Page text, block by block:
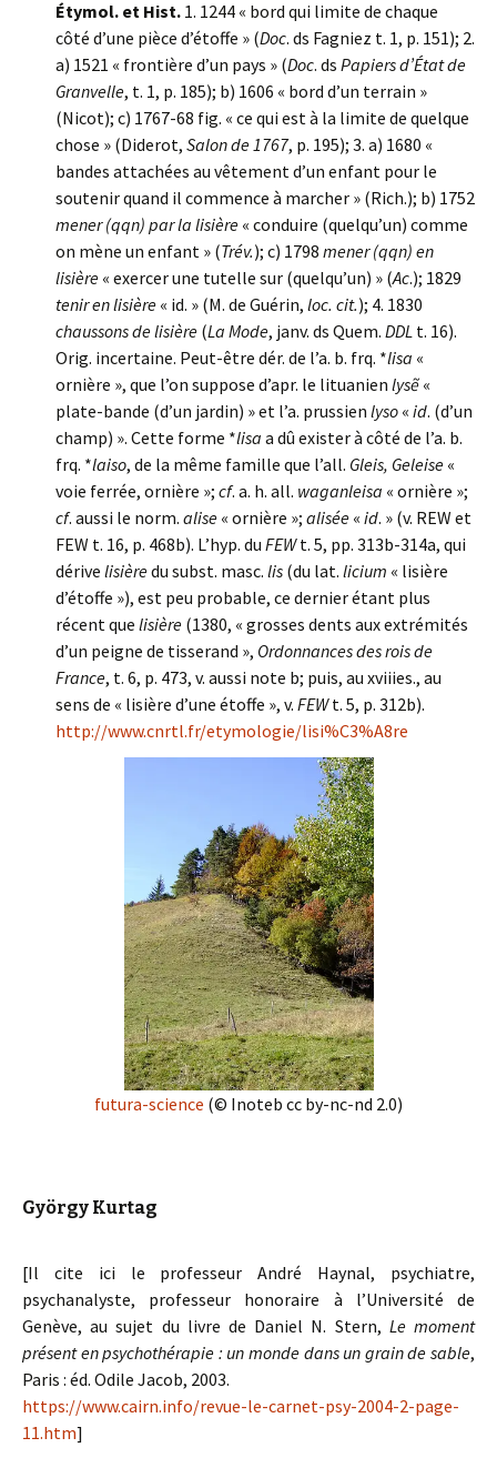
Étymol. et Hist. 1. 1244 « bord qui limite de chaque
côté d’une pièce d’étoffe » (Doc. ds Fagniez t. 1, p. 151); 2.
a) 1521 « frontière d’un pays » (Doc. ds Papiers d’État de
Granvelle, t. 1, p. 185); b) 1606 « bord d’un terrain »
(Nicot); c) 1767-68 fig. « ce qui est à la limite de quelque
chose » (Diderot, Salon de 1767, p. 195); 3. a) 1680 «
bandes attachées au vêtement d’un enfant pour le
soutenir quand il commence à marcher » (Rich.); b) 1752
mener (qqn) par la lisière « conduire (quelqu’un) comme
on mène un enfant » (Trév.); c) 1798 mener (qqn) en
lisière « exercer une tutelle sur (quelqu’un) » (Ac.); 1829
tenir en lisière « id. » (M. de Guérin, loc. cit.); 4. 1830
chaussons de lisière (La Mode, janv. ds Quem. DDL t. 16).
Orig. incertaine. Peut-être dér. de l’a. b. frq. *lisa «
ornière », que l’on suppose d’apr. le lituanien lysẽ «
plate-bande (d’un jardin) » et l’a. prussien lyso « id. (d’un
champ) ». Cette forme *lisa a dû exister à côté de l’a. b.
frq. *laiso, de la même famille que l’all. Gleis, Geleise «
voie ferrée, ornière »; cf. a. h. all. waganleisa « ornière »;
cf. aussi le norm. alise « ornière »; alisée « id. » (v. REW et
FEW t. 16, p. 468b). L’hyp. du FEWt. 5, pp. 313b-314a, qui
dérive lisièredu subst. masc. lis (du lat. licium « lisière
d’étoffe »), est peu probable, ce dernier étant plus
récent que lisière (1380, « grosses dents aux extrémités
d’un peigne de tisserand », Ordonnances des rois de
France, t. 6, p. 473, v. aussi note b; puis, au xviiies., au
sens de « lisière d’une étoffe », v. FEWt. 5, p. 312b).
http://www.cnrtl.fr/etymologie/lisi%C3%A8re
futura-science (© Inoteb cc by-nc-nd 2.0)
György Kurtag
[Il cite ici le professeur André Haynal, psychiatre,
psychanalyste, professeur honoraire à l’Université de
Genève, au sujet du livre de Daniel N. Stern, Le moment
présent en psychothérapie : un monde dans un grain de sable,
Paris : éd. Odile Jacob, 2003.
https://www.cairn.info/revue-le-carnet-psy-2004-2-page-
11.htm]